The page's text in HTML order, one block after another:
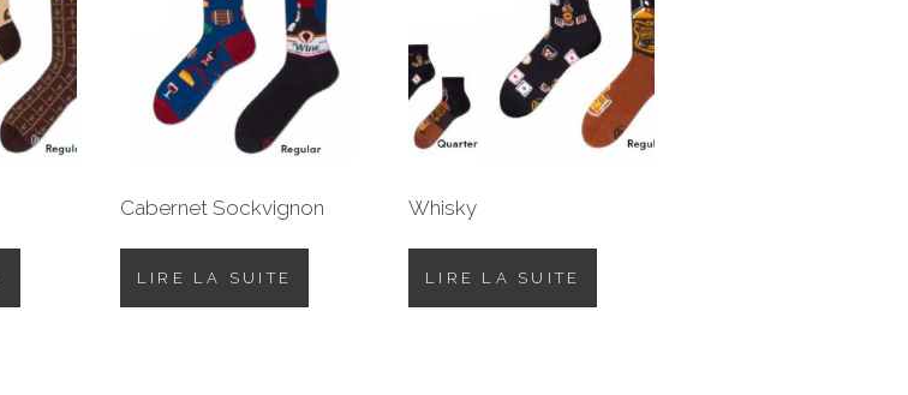
Cabernet Sockvignon
LIRE LA SUITE
Whisky
LIRE LA SUITE